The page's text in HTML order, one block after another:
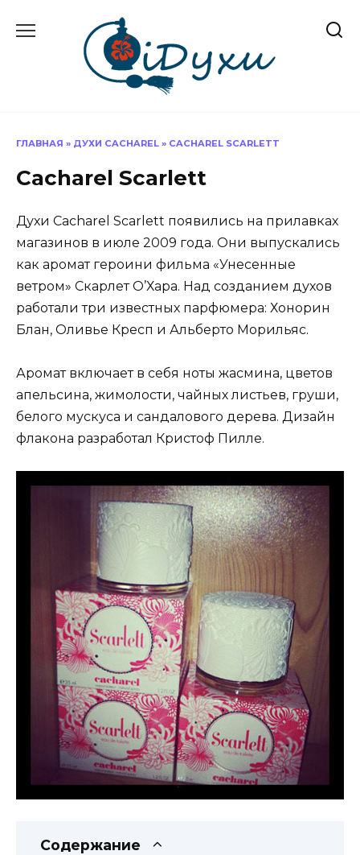
содержанию
ГЛАВНАЯ » ДУХИ CACHAREL » CACHAREL SCARLETT
Cacharel Scarlett
Духи Cacharel Scarlett появились на прилавках
магазинов в июле 2009 года. Они выпускались
как аромат героини фильма «Унесенные
ветром» Скарлет О’Хара. Над созданием духов
работали три известных парфюмера: Хонорин
Блан, Оливье Кресп и Альберто Морильяс.
Аромат включает в себя ноты жасмина, цветов
апельсина, жимолости, чайных листьев, груши,
белого мускуса и сандалового дерева. Дизайн
флакона разработал Кристоф Пилле.
Содержание